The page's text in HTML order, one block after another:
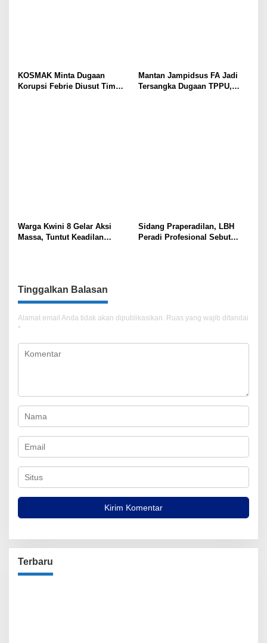
KOSMAK Minta Dugaan
Korupsi Febrie Diusut Tim
Mantan Jampidsus FA Jadi
Tersangka Dugaan TPPU,
Warga Kwini 8 Gelar Aksi
Massa, Tuntut Keadilan
Sidang Praperadilan, LBH
Peradi Profesional Sebut
Tinggalkan Balasan
Alamat email Anda tidak akan dipublikasikan. Ruas yang wajib ditandai
*
Terbaru